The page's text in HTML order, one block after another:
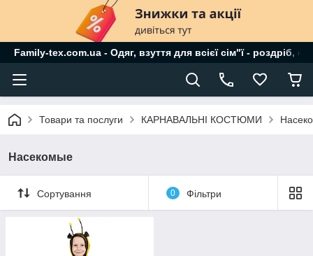
Family-tex.com.ua - Одяг, взуття для всієї сім"ї - роздріб,
Товари та послуги КАРНАВАЛЬНІ КОСТЮМИ
Насекомые
Сортування 0 Фільтри